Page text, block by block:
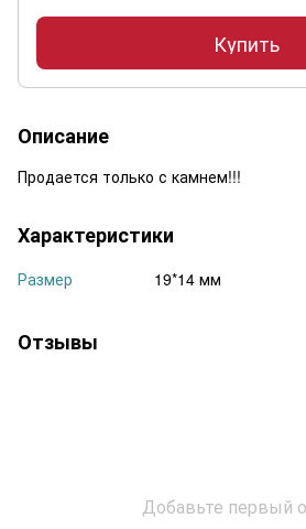
Купить
Описание
Продается только с камнем!!!
Характеристики
Размер 19*14 мм
Отзывы
Добавьте первый